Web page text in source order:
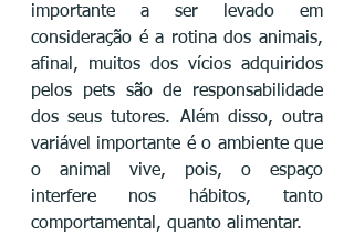
importante a ser levado em
consideração é a rotina dos animais,
afinal, muitos dos vícios adquiridos
pelos pets são de responsabilidade
dos seus tutores. Além disso, outra
variável importante é o ambiente que
o animal vive, pois, o espaço
interfere nos hábitos, tanto
comportamental, quanto alimentar.